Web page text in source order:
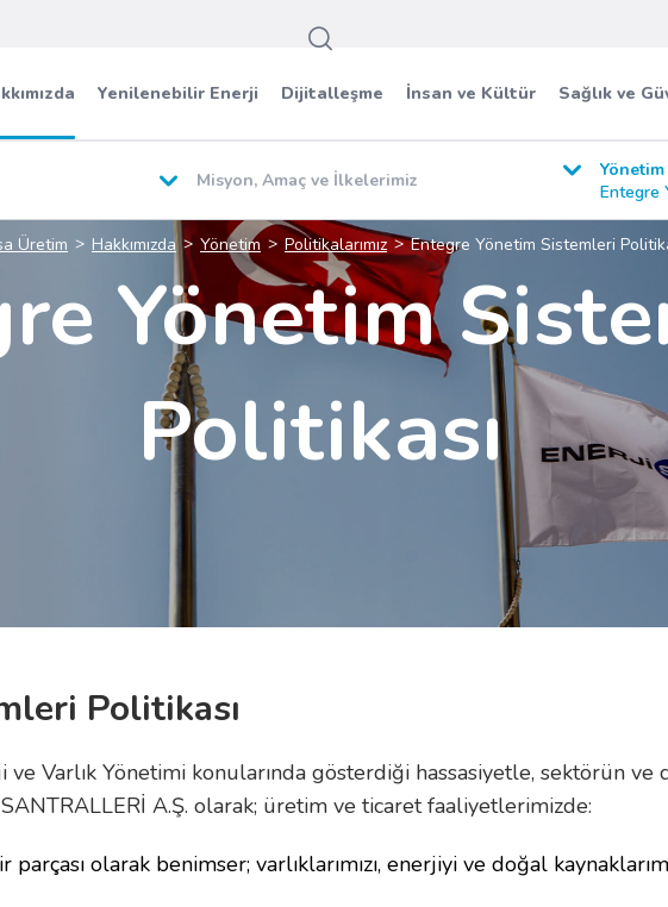
Yenilenebilir Enerji Dijitalleşme İnsan ve Kültür Sağlık ve
Misyon, Amaç ve İlkelerimiz
Yönetim
Entegre
Üretim Hakkımızda Yönetim Politikalarımız Entegre Yönetim Sistemleri
Yönetim
Politikası
Politikası
ve Varlık Yönetimi konularında gösterdiği hassasiyetle, sektörün
A.Ş. olarak; üretim ve ticaret faaliyetlerimizde:
olarak benimser; varlıklarımızı, enerjiyi ve doğal